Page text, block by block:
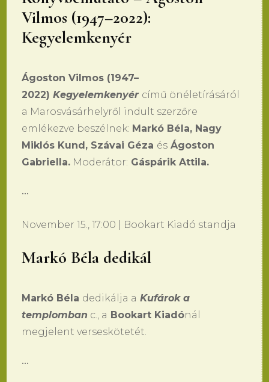
Vilmos (1947–2022):
Kegyelemkenyér
Ágoston Vilmos (1947–
2022) Kegyelemkenyér című önéletírásáról
a Marosvásárhelyről indult szerzőre
emlékezve beszélnek: Markó Béla, Nagy
Miklós Kund, Szávai Géza és Ágoston
Gabriella. Moderátor: Gáspárik Attila.
•••
November 15., 17:00 | Bookart Kiadó standja
Markó Béla dedikál
Markó Béla dedikálja a Kufárok a
templomban c., a Bookart Kiadónál
megjelent verseskötetét.
•••